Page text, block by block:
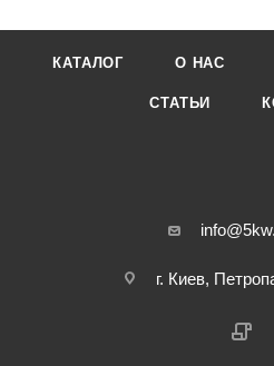
КАТАЛОГ О НАС
СТАТЬИ
г. Киев,